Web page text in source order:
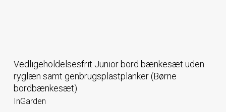
Vedligeholdelsesfrit Junior bord bænkesæt uden
ryglæn samt genbrugsplastplanker (Børne
bordbænkesæt)
InGarden